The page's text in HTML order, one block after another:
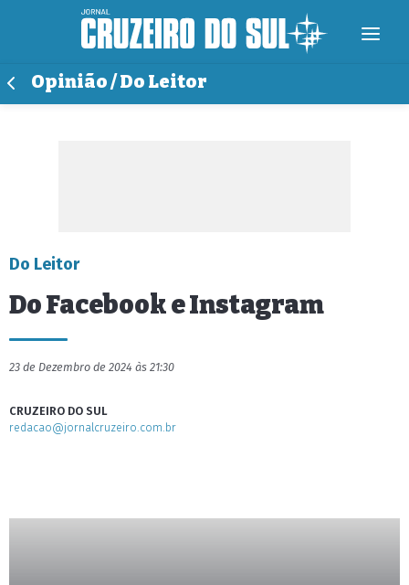
Opinião / Do Leitor
Do Leitor
Do Facebook e Instagram
23 de Dezembro de 2024 às 21:30
CRUZEIRO DO SUL
redacao@jornalcruzeiro.com.br